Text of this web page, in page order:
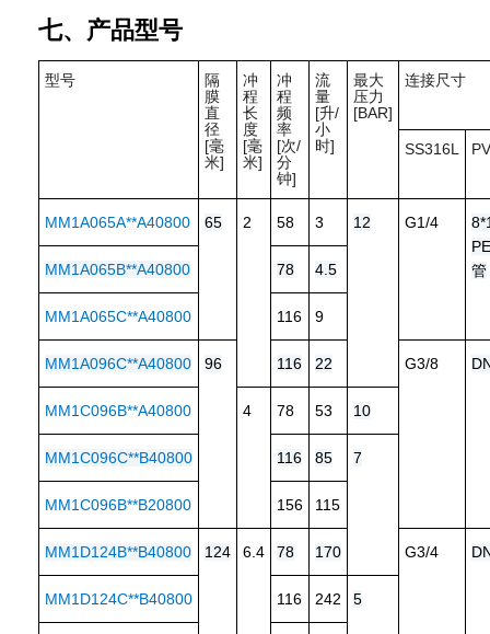
七、产品型号
型号
隔
膜
直
径
[毫
米]
冲
程
长
度
[毫
米]
冲
程
频
率
[次/
分
钟]
流
量
[升/
小
时]
最大
压力
[BAR]
连接尺寸
SS316L
MM1A065A**A40800 65 2 58 3 12 G1/4
管
MM1A065B**A40800 78 4.5
MM1A065C**A40800 116 9
MM1A096C**A40800 96 116 22 G3/8
MM1C096B**A40800 4 78 53 10
MM1C096C**B40800 116 85 7
MM1C096B**B20800 156 115
MM1D124B**B40800 124 6.4 78 170 G3/4
MM1D124C**B40800 116 242 5